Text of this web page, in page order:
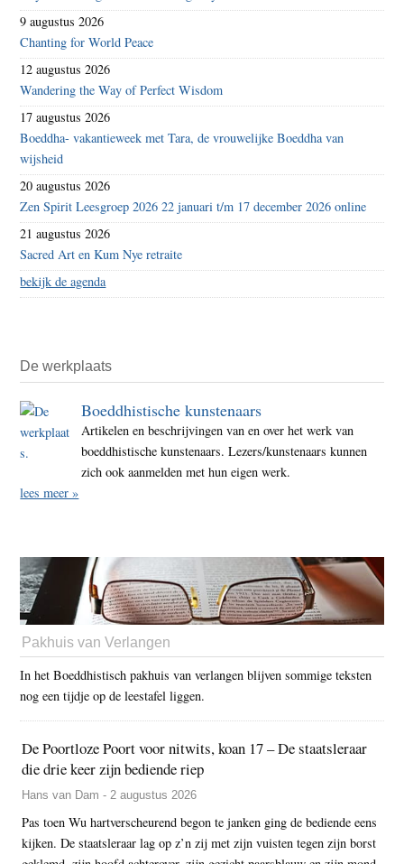
9 augustus 2026
Chanting for World Peace
12 augustus 2026
Wandering the Way of Perfect Wisdom
17 augustus 2026
Boeddha- vakantieweek met Tara, de vrouwelijke Boeddha van
wijsheid
20 augustus 2026
Zen Spirit Leesgroep 2026 22 januari t/m 17 december 2026 online
21 augustus 2026
Sacred Art en Kum Nye retraite
bekijk de agenda
De werkplaats
Boeddhistische kunstenaars
Artikelen en beschrijvingen van en over het werk van
boeddhistische kunstenaars. Lezers/kunstenaars kunnen
zich ook aanmelden met hun eigen werk.
lees meer »
Pakhuis van Verlangen
In het Boeddhistisch pakhuis van verlangen blijven sommige teksten
nog een tijdje op de leestafel liggen.
De Poortloze Poort voor nitwits, koan 17 – De staatsleraar
die drie keer zijn bediende riep
Hans van Dam - 2 augustus 2026
Pas toen Wu hartverscheurend begon te janken ging de bediende eens
kijken. De staatsleraar lag op z’n zij met zijn vuisten tegen zijn borst